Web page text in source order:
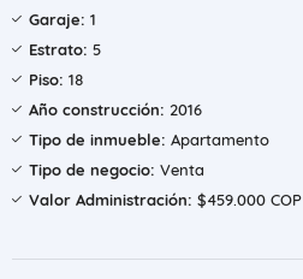
Garaje: 1
Estrato: 5
Piso: 18
Año construcción: 2016
Tipo de inmueble: Apartamento
Tipo de negocio: Venta
Valor Administración: $459.000 COP